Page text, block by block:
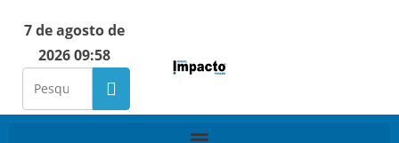
7 de agosto de
2026 09:58